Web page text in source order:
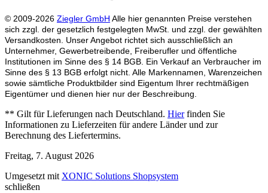
© 2009-2026 Ziegler GmbH Alle hier genannten Preise verstehen
sich zzgl. der gesetzlich festgelegten MwSt. und zzgl. der gewählten
Versandkosten. Unser Angebot richtet sich ausschließlich an
Unternehmer, Gewerbetreibende, Freiberufler und öffentliche
Institutionen im Sinne des § 14 BGB. Ein Verkauf an Verbraucher im
Sinne des § 13 BGB erfolgt nicht. Alle Markennamen, Warenzeichen
sowie sämtliche Produktbilder sind Eigentum Ihrer rechtmäßigen
Eigentümer und dienen hier nur der Beschreibung.
** Gilt für Lieferungen nach Deutschland. Hierfinden Sie
Informationen zu Lieferzeiten für andere Länder und zur
Berechnung des Liefertermins.
Freitag, 7. August 2026
Umgesetzt mit XONIC Solutions Shopsystem
schließen